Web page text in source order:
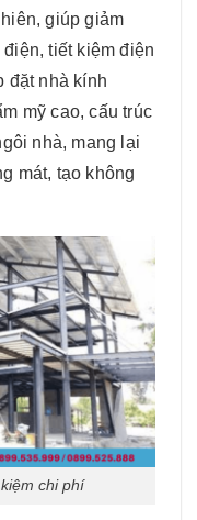
giúp giảm
tiết kiệm điện
đặt nhà kính
mỹ cao, cấu trúc
nhà, mang lại
mát, tạo không
chi phí